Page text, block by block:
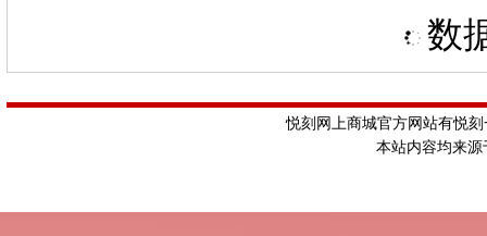
数
悦刻网上商城官方网站有悦
本站内容均来